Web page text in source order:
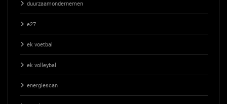
duurzaamondernemen
e27
ek voetbal
ek volleybal
energiescan